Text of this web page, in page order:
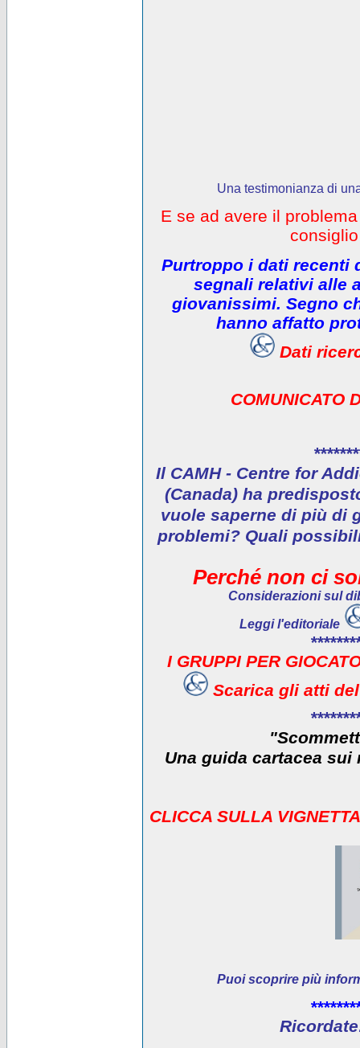
Una testimonianza di
E se ad avere il
Purtroppo i dati recenti
segnali relativi alle
giovanissimi. Segno
hanno affatto
Dati
COMUNICATO
Il CAMH - Centre for
(Canada) ha
vuole saperne di più di
problemi? Quali
Perché non ci
Considerazioni sul
Leggi l'editoriale
I GRUPPI PER
Scarica gli atti
Una guida cartacea
CLICCA SULLA
Puoi scoprire più